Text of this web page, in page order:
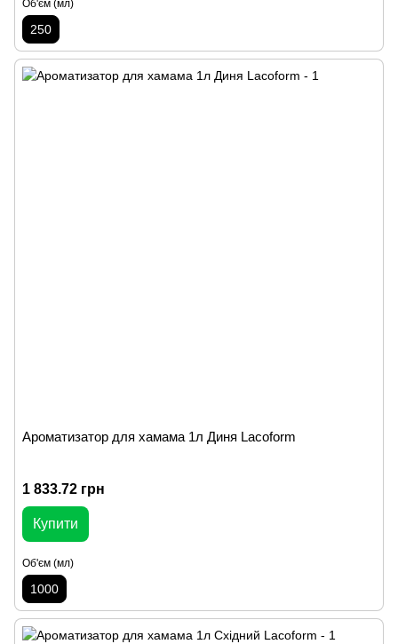
Об'єм (мл)
250
Ароматизатор для хамама 1л Диня Lacoform
1 833.72 грн
Купити
Об'єм (мл)
1000